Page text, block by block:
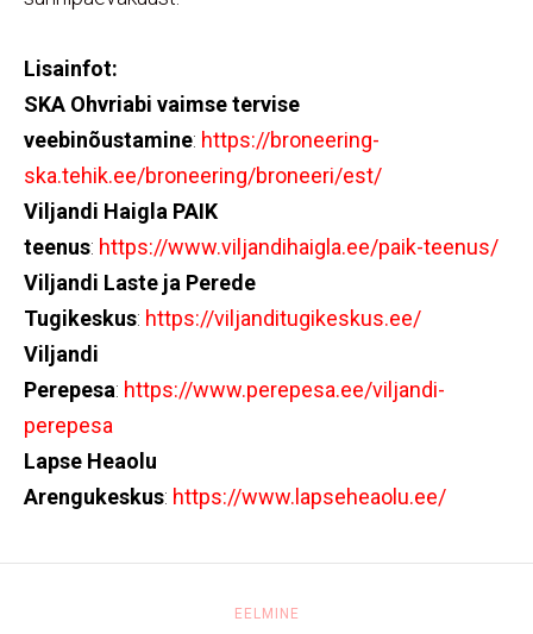
Lisainfot:
SKA Ohvriabi vaimse tervise
veebinõustamine: https://broneering-
ska.tehik.ee/broneering/broneeri/est/
Viljandi Haigla PAIK
teenus: https://www.viljandihaigla.ee/paik-teenus/
Viljandi Laste ja Perede
Tugikeskus: https://viljanditugikeskus.ee/
Viljandi
Perepesa: https://www.perepesa.ee/viljandi-
perepesa
Lapse Heaolu
Arengukeskus: https://www.lapseheaolu.ee/
EELMINE